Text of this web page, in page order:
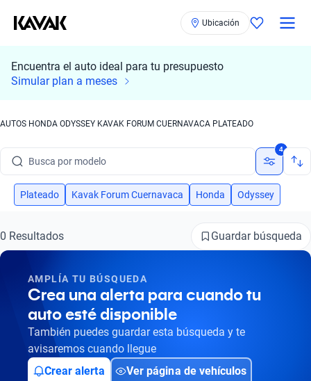
Ubicación
Encuentra el auto ideal para tu presupuesto
Simular plan a meses
AUTOS HONDA ODYSSEY KAVAK FORUM CUERNAVACA PLATEADO
Busca por modelo
Busca por versión
Busca por marca
Busca por modelo
Busca por versión
Busca por año
4
Plateado Kavak Forum Cuernavaca Honda Odyssey
0 Resultados Guardar búsqueda
AMPLÍA TU BÚSQUEDA
Crea una alerta para cuando tu
auto esté disponible
También puedes guardar esta búsqueda y te
avisaremos cuando llegue
Crear alerta
Ver página de vehículos